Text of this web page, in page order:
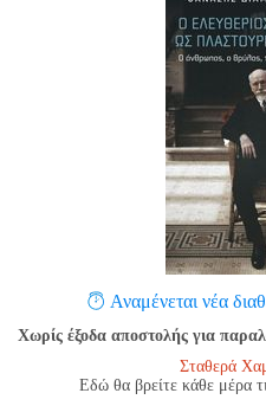
Αναμένεται νέα
Χωρίς έξοδα αποστολής για
Σταθερά
Εδώ θα βρείτε κάθε μέρα